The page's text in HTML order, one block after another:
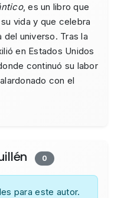
, es un libro que
vida y que celebra
universo. Tras la
en Estados Unidos
continuó su labor
con el
0
para este autor.